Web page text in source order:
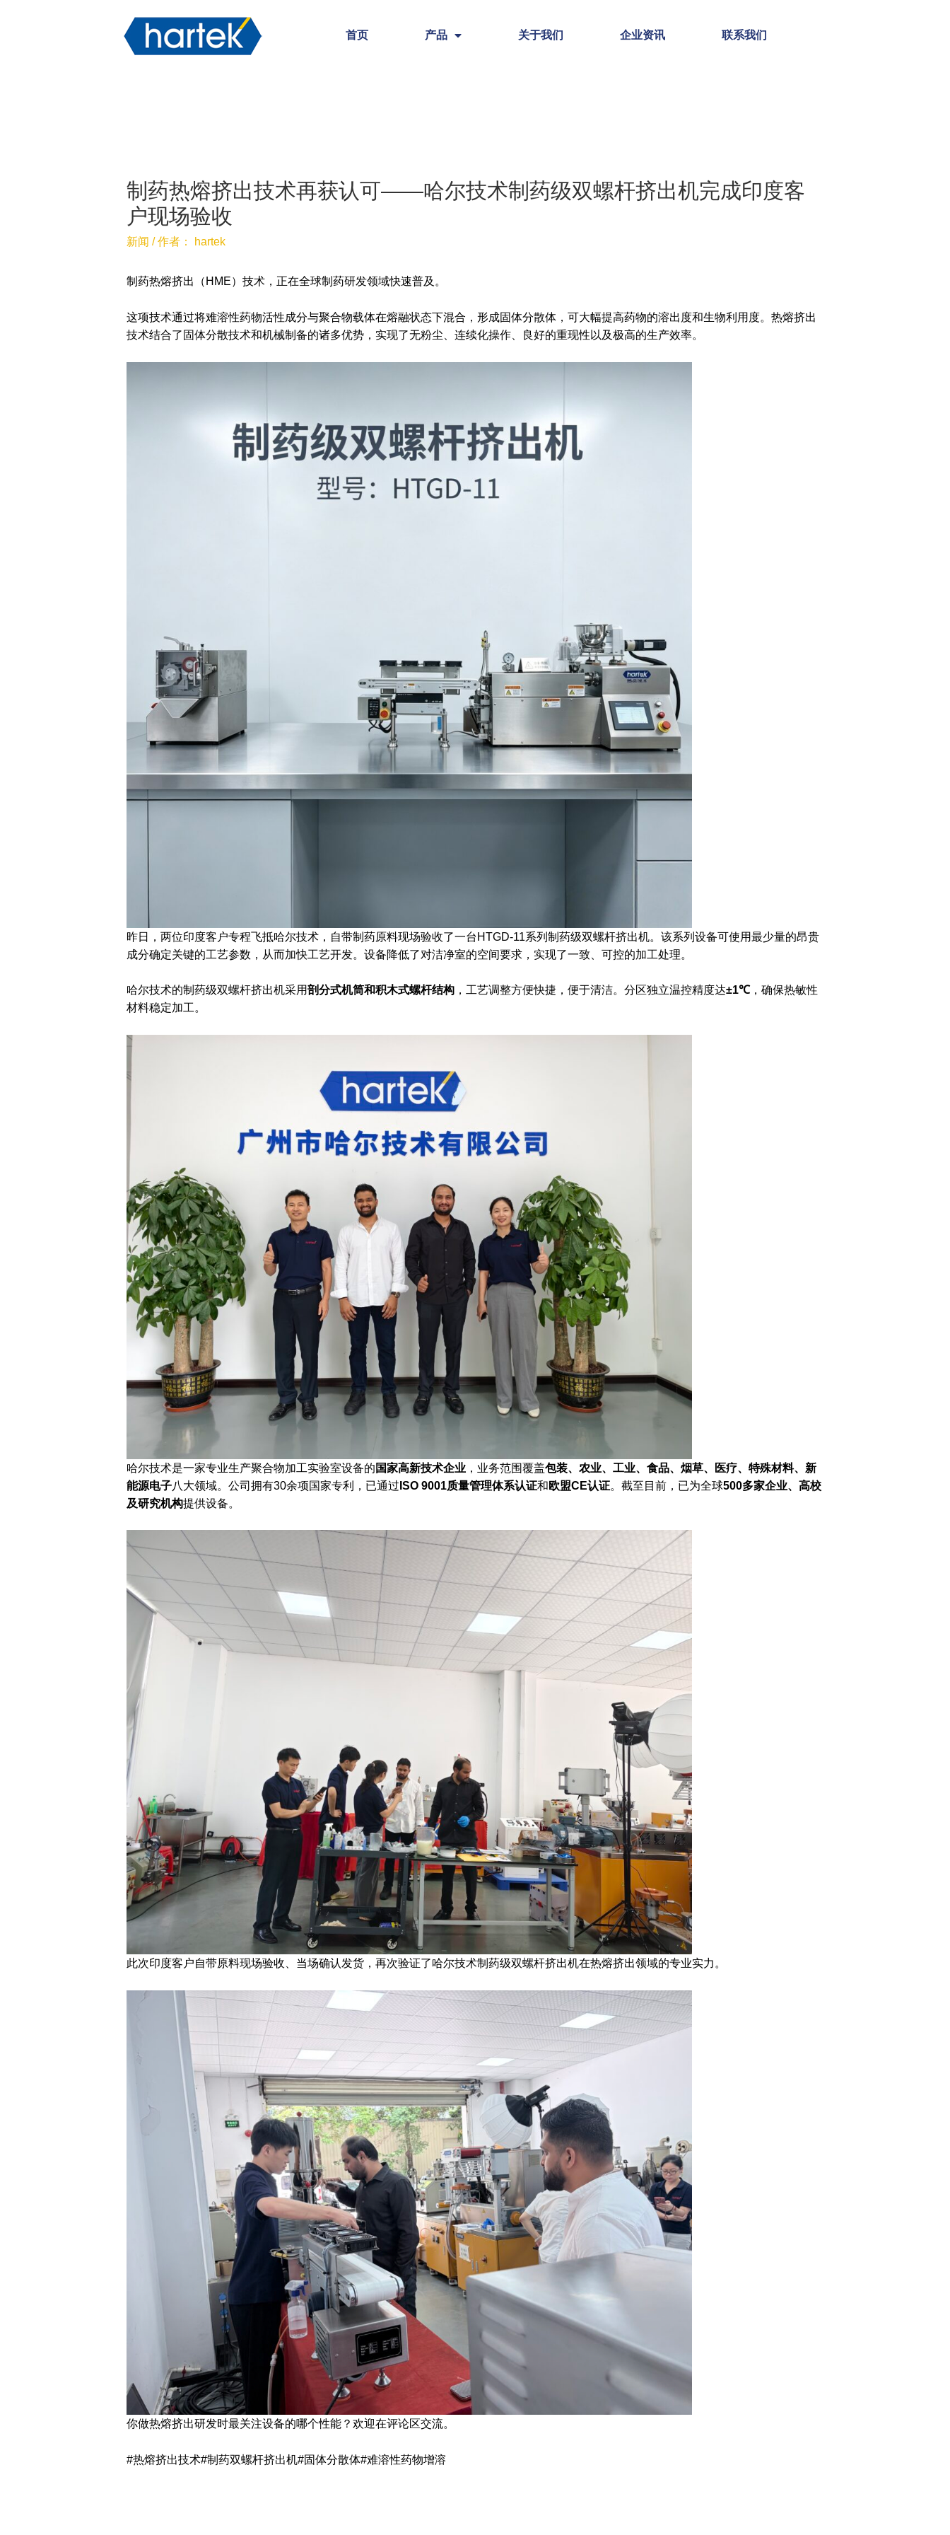
首页 产品 关于我们 企业资讯 联系我们
制药热熔挤出技术再获认可——哈尔技术制药级双螺杆挤出机完成印度客
户现场验收
新闻 / 作者： hartek
制药热熔挤出（HME）技术，正在全球制药研发领域快速普及。
这项技术通过将难溶性药物活性成分与聚合物载体在熔融状态下混合，形成固体分散体，可大幅提高药物的溶出度和生物利用度。热熔挤出
技术结合了固体分散技术和机械制备的诸多优势，实现了无粉尘、连续化操作、良好的重现性以及极高的生产效率。
昨日，两位印度客户专程飞抵哈尔技术，自带制药原料现场验收了一台HTGD-11系列制药级双螺杆挤出机。该系列设备可使用最少量的昂贵
成分确定关键的工艺参数，从而加快工艺开发。设备降低了对洁净室的空间要求，实现了一致、可控的加工处理。
哈尔技术的制药级双螺杆挤出机采用剖分式机筒和积木式螺杆结构，工艺调整方便快捷，便于清洁。分区独立温控精度达±1℃，确保热敏性
材料稳定加工。
哈尔技术是一家专业生产聚合物加工实验室设备的 国家高新技术企业，业务范围覆盖包装、农业、工业、食品、烟草、医疗、特殊材料、新
能源电子八大领域。公司拥有30余项国家专利，已通过 ISO 9001质量管理体系认证和欧盟CE认证。截至目前，已为全球500多家企业、高校
及研究机构提供设备。
此次印度客户自带原料现场验收、当场确认发货，再次验证了哈尔技术制药级双螺杆挤出机在热熔挤出领域的专业实力。
你做热熔挤出研发时最关注设备的哪个性能？欢迎在评论区交流。
#热熔挤出技术#制药双螺杆挤出机#固体分散体#难溶性药物增溶